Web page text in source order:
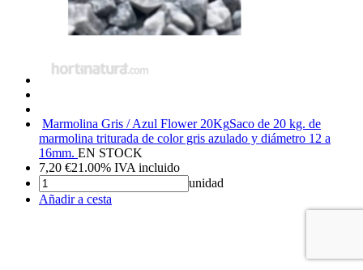
Marmolina Gris / Azul Flower 20KgSaco de 20 kg. de
marmolina triturada de color gris azulado y diámetro 12 a
16mm. EN STOCK
7,20 €21.00% IVA incluido
unidad
Añadir a cesta